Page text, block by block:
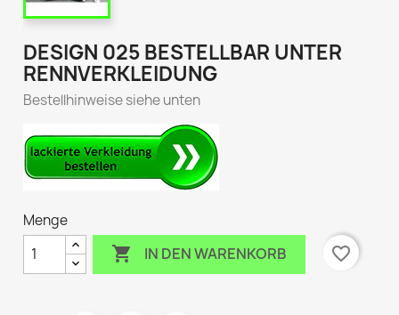
DESIGN 025 BESTELLBAR UNTER
RENNVERKLEIDUNG
Bestellhinweise siehe unten
Menge
 IN DEN WARENKORB favorite_border